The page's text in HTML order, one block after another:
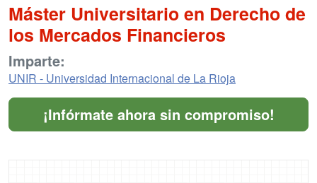
Máster Universitario en Derecho de
los Mercados Financieros
Imparte:
UNIR - Universidad Internacional de La Rioja
¡Infórmate ahora sin compromiso!